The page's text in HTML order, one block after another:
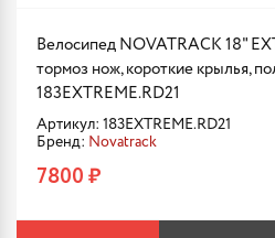
Велосипед NOVATRACK 18"
тормоз нож, короткие крылья,
183EXTREME.RD21
Артикул: 183EXTREME.RD21
Бренд: Novatrack
7800 ₽